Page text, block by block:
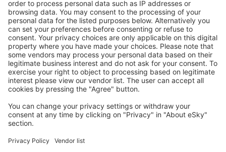
Planifică ȋn siguranţă
Rezervare fără griji cu opțiune gratuită de anulare.
Economiseşte mai mult
Prețuri atractive și oferte speciale pentru utilizatorii
conectați.
Alege din peste 1,3 mil. de opţiuni: hoteluri, cabane,
apartamente și altele.